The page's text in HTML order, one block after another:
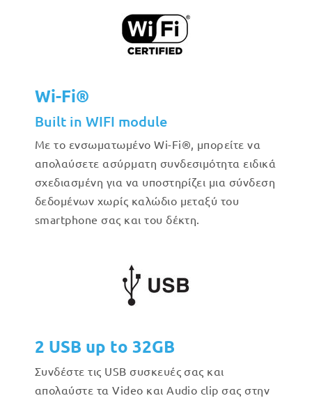
Wi-Fi®
Built in WIFI module
Με το ενσωματωμένο Wi-Fi®, μπορείτε να
απολαύσετε ασύρματη συνδεσιμότητα ειδικά
σχεδιασμένη για να υποστηρίζει μια σύνδεση
δεδομένων χωρίς καλώδιο μεταξύ του
smartphone σας και του δέκτη.
2 USB up to 32GB
Συνδέστε τις USB συσκευές σας και
απολαύστε τα Video και Audio clip σας στην